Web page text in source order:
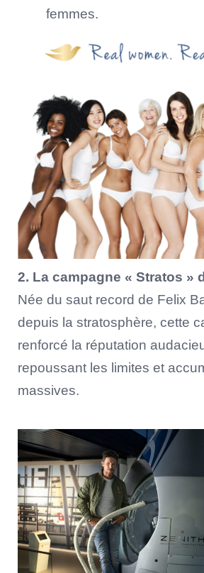
femmes.
2. La campagne « Stratos »
Née du saut record de Felix
depuis la stratosphère, cette
renforcé la réputation
repoussant les limites et
massives.